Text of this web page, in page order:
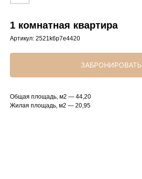
1 комнатная квартира
Артикул: 2521k6p7e4420
ЗАБРОНИРОВАТЬ
Общая площадь, м2 — 44,20
Жилая площадь, м2 — 20,95